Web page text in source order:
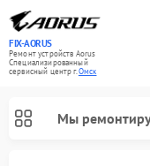
FIX-AORUS
Ремонт устройств Aorus
Специализированный
cервисный центр г.Омск
Мы